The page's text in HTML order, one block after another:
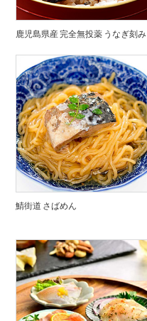
鹿児島県産 完全無投薬 うなぎ刻み
鯖街道 さばめん